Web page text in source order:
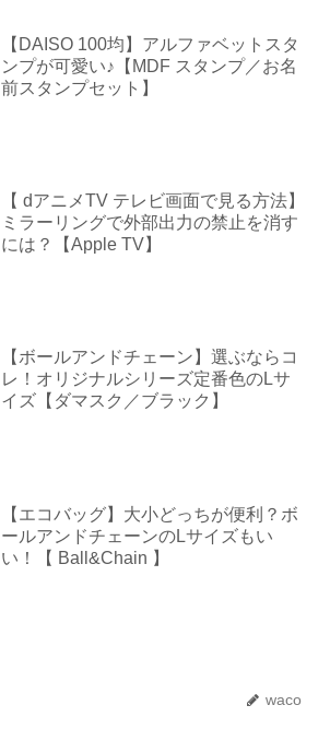
【DAISO 100均】アルファベットスタ
ンプが可愛い♪【MDF スタンプ／お名
前スタンプセット】
【 dアニメTV テレビ画面で見る方法】
ミラーリングで外部出力の禁止を消す
には？【Apple TV】
【ボールアンドチェーン】選ぶならコ
レ！オリジナルシリーズ定番色のLサ
イズ【ダマスク／ブラック】
【エコバッグ】大小どっちが便利？ボ
ールアンドチェーンのLサイズもい
い！【 Ball&Chain 】
waco